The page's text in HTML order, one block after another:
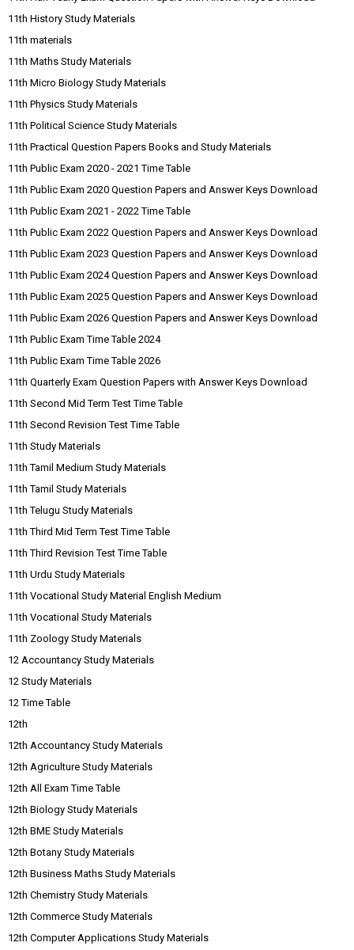
11th History Study Materials
11th materials
11th Maths Study Materials
11th Micro Biology Study Materials
11th Physics Study Materials
11th Political Science Study Materials
11th Practical Question Papers Books and Study Materials
11th Public Exam 2020 - 2021 Time Table
11th Public Exam 2020 Question Papers and Answer Keys Download
11th Public Exam 2021 - 2022 Time Table
11th Public Exam 2022 Question Papers and Answer Keys Download
11th Public Exam 2023 Question Papers and Answer Keys Download
11th Public Exam 2024 Question Papers and Answer Keys Download
11th Public Exam 2025 Question Papers and Answer Keys Download
11th Public Exam 2026 Question Papers and Answer Keys Download
11th Public Exam Time Table 2024
11th Public Exam Time Table 2026
11th Quarterly Exam Question Papers with Answer Keys Download
11th Second Mid Term Test Time Table
11th Second Revision Test Time Table
11th Study Materials
11th Tamil Medium Study Materials
11th Tamil Study Materials
11th Telugu Study Materials
11th Third Mid Term Test Time Table
11th Third Revision Test Time Table
11th Urdu Study Materials
11th Vocational Study Material English Medium
11th Vocational Study Materials
11th Zoology Study Materials
12 Accountancy Study Materials
12 Study Materials
12 Time Table
12th
12th Accountancy Study Materials
12th Agriculture Study Materials
12th All Exam Time Table
12th Biology Study Materials
12th BME Study Materials
12th Botany Study Materials
12th Business Maths Study Materials
12th Chemistry Study Materials
12th Commerce Study Materials
12th Computer Applications Study Materials